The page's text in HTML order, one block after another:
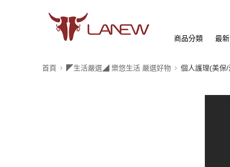
商品分類 最
首頁 ◤生活嚴選◢ 樂悠生活 嚴選好物 個人護理(美保